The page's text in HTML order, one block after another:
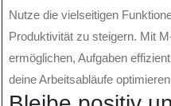
Nutze die vielseitigen
Produktivität zu steigern. Mit
ermöglichen, Aufgaben
deine Arbeitsabläufe